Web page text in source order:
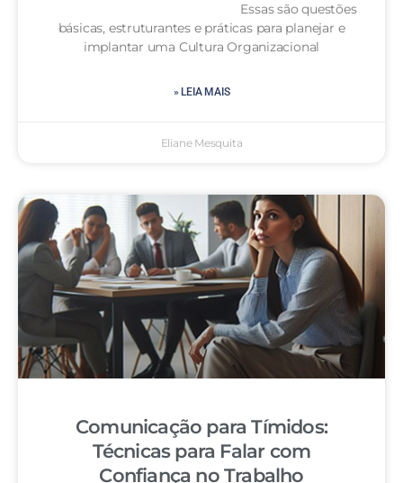
Essas são questões
básicas, estruturantes e práticas para planejar e
implantar uma Cultura Organizacional
» LEIA MAIS
Eliane Mesquita
Comunicação para Tímidos:
Técnicas para Falar com
Confiança no Trabalho